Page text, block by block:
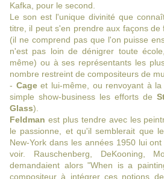
Kafka, pour le second.
Le son est l'unique divinité que
titre, il peut s'en prendre aux façons de
(il ne comprend pas que l'on puisse
n'est pas loin de dénigrer toute
même) ou à ses représentants les
nombre restreint de compositeurs de
- Cageet lui-même, ou renvoyant à la
simple show-business les efforts de
Glass).
Feldman est plus tendre avec les
le passionne, et qu'il semblerait que
New-York dans les années 1950 lui
voir. Rauschenberg, DeKooning,
demandaient alors "When is a
compositeur à intégrer ces notions